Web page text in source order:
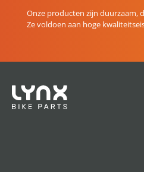
Onze producten zijn duurzaam,
Ze voldoen aan hoge